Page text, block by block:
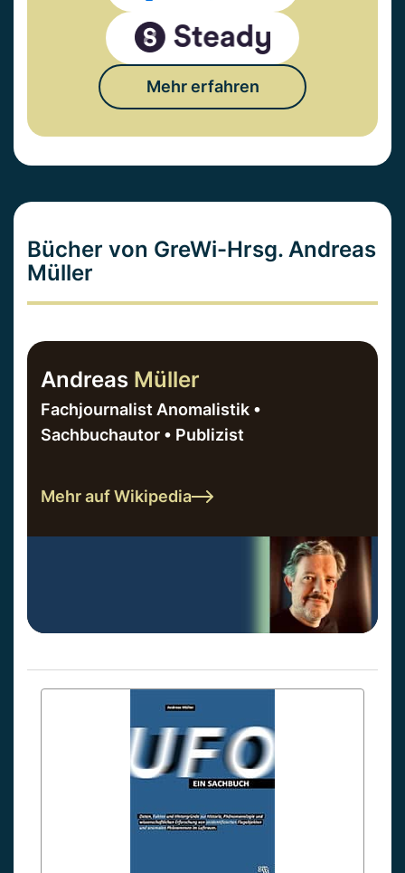
Mehr erfahren
Bücher von GreWi-Hrsg. Andreas
Müller
Andreas Müller
Fachjournalist Anomalistik •
Sachbuchautor • Publizist
Mehr auf Wikipedia